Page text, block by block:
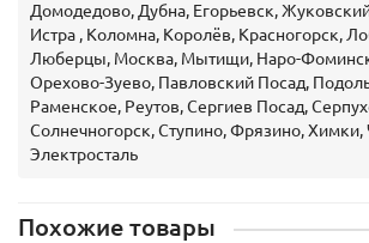
Домодедово, Дубна, Егорьевск,
Истра , Коломна, Королёв, Красногорск,
Люберцы, Москва, Мытищи, Наро-
Орехово-Зуево, Павловский Посад,
Раменское, Реутов, Сергиев Посад,
Солнечногорск, Ступино, Фрязино,
Электросталь
Похожие товары